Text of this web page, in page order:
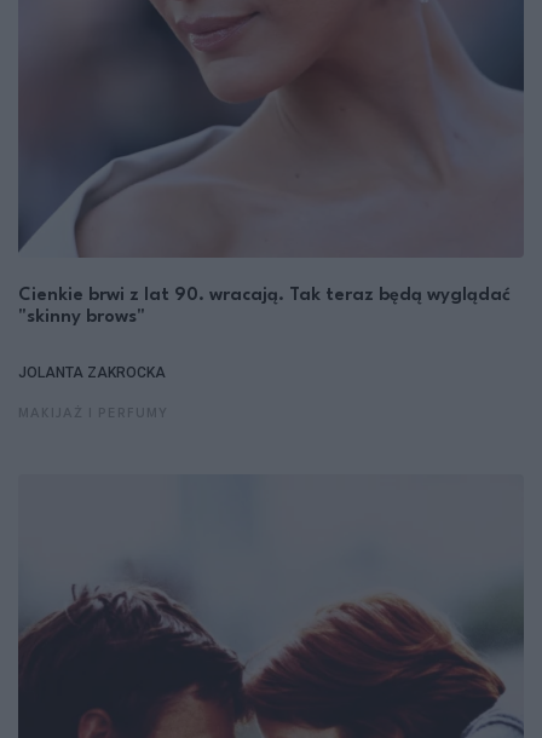
Cienkie brwi z lat 90. wracają. Tak teraz będą wyglądać
"skinny brows"
JOLANTA ZAKROCKA